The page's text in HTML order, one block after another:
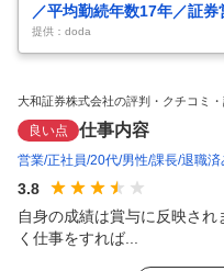
／平均勤続年数17年／証券
提供：doda
大和証券株式会社の評判・クチコミ
良い点 仕事内容
営業 正社員 20代 男性 課長 退職済
3.8
自身の成績は賞与に反映さ
く仕事をすれば...